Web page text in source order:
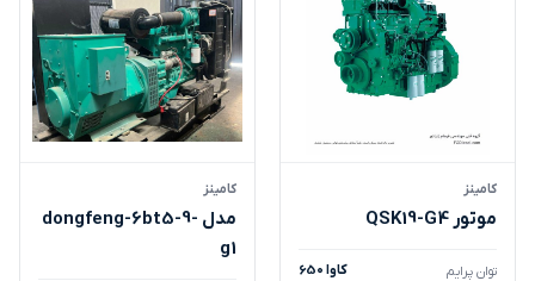
کامینز
موتور QSK19-G4
توان پرایم 650 کاوا
کامینز
مدل dongfeng-6bt5-9-
g1